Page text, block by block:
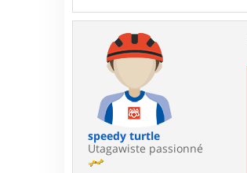
n
t
c
t
e
f
r
a
b
e
speedy turtle
Utagawiste passionné